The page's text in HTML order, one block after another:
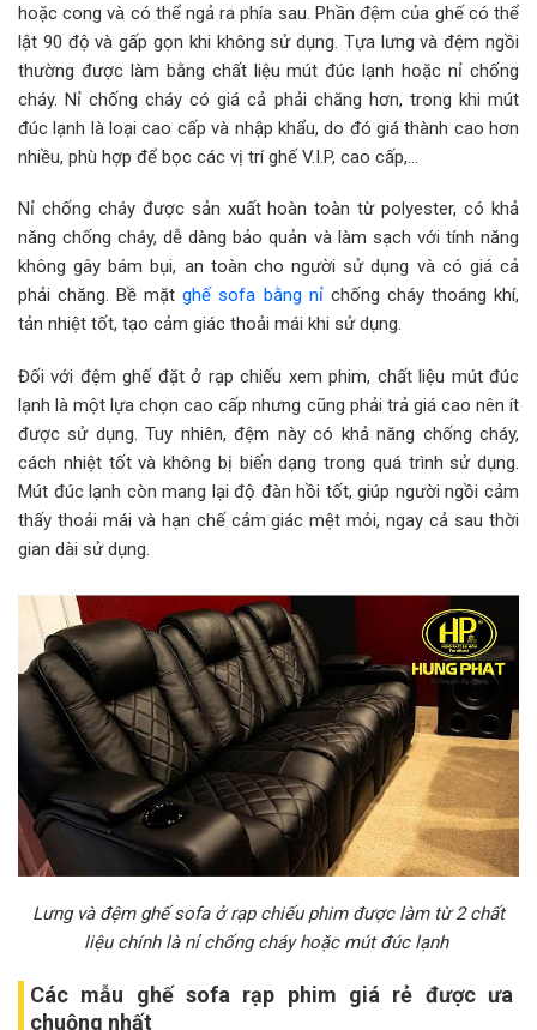
hoặc cong và có thể ngả ra phía sau. Phần đệm của ghế có thể
lật 90 độ và gấp gọn khi không sử dụng. Tựa lưng và đệm ngồi
thường được làm bằng chất liệu mút đúc lạnh hoặc nỉ chống
cháy. Nỉ chống cháy có giá cả phải chăng hơn, trong khi mút
đúc lạnh là loại cao cấp và nhập khẩu, do đó giá thành cao hơn
nhiều, phù hợp để bọc các vị trí ghế V.I.P, cao cấp,…
Nỉ chống cháy được sản xuất hoàn toàn từ polyester, có khả
năng chống cháy, dễ dàng bảo quản và làm sạch với tính năng
không gây bám bụi, an toàn cho người sử dụng và có giá cả
phải chăng. Bề mặtghế sofa bằng nỉchống cháy thoáng khí,
tản nhiệt tốt, tạo cảm giác thoải mái khi sử dụng.
Đối với đệm ghế đặt ở rạp chiếu xem phim, chất liệu mút đúc
lạnh là một lựa chọn cao cấp nhưng cũng phải trả giá cao nên ít
được sử dụng. Tuy nhiên, đệm này có khả năng chống cháy,
cách nhiệt tốt và không bị biến dạng trong quá trình sử dụng.
Mút đúc lạnh còn mang lại độ đàn hồi tốt, giúp người ngồi cảm
thấy thoải mái và hạn chế cảm giác mệt mỏi, ngay cả sau thời
gian dài sử dụng.
Lưng và đệm ghế sofa ở rạp chiếu phim được làm từ 2 chất
liệu chính là nỉ chống cháy hoặc mút đúc lạnh
Các mẫu ghế sofa rạp phim giá rẻ được ưa
chuộng nhất